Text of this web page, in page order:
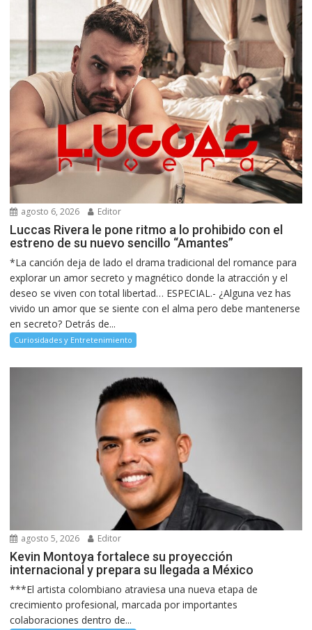
agosto 6, 2026 Editor
Luccas Rivera le pone ritmo a lo prohibido con el
estreno de su nuevo sencillo “Amantes”
*La canción deja de lado el drama tradicional del romance para
explorar un amor secreto y magnético donde la atracción y el
deseo se viven con total libertad… ESPECIAL.- ¿Alguna vez has
vivido un amor que se siente con el alma pero debe mantenerse
en secreto? Detrás de...
Curiosidades y Entretenimiento
agosto 5, 2026 Editor
Kevin Montoya fortalece su proyección
internacional y prepara su llegada a México
***El artista colombiano atraviesa una nueva etapa de
crecimiento profesional, marcada por importantes
colaboraciones dentro de...